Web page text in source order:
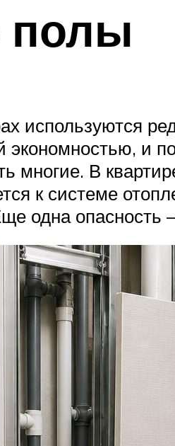
полы
используются
и
многие. В
к системе
одна опасность